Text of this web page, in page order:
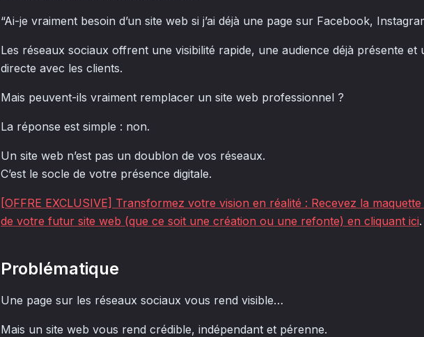
“Ai-je vraiment besoin d’un site web si j’ai déjà une page sur Facebook,
Les réseaux sociaux offrent une visibilité rapide, une audience déjà présente et
directe avec les clients.
Mais peuvent-ils vraiment remplacer un site web professionnel ?
La réponse est simple : non.
Un site web n’est pas un doublon de vos réseaux.
C’est le socle de votre présence digitale.
[OFFRE EXCLUSIVE] Transformez votre vision en réalité : Recevez la
de votre futur site web (que ce soit une création ou une refonte) en cliquant ici.
Problématique
Une page sur les réseaux sociaux vous rend visible…
Mais un site web vous rend crédible, indépendant et pérenne.